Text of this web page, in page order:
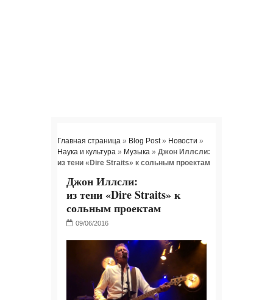
Главная страница » Blog Post» Новости »
Наука и культура » Музыка » Джон Иллсли:
из тени «Dire Straits» к сольным проектам
Джон Иллсли:
из тени «Dire Straits» к
сольным проектам